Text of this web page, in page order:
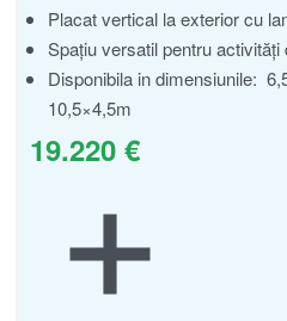
Placat vertical la exterior cu
Spațiu versatil pentru activități
Disponibila in dimensiunile:
10,5×4,5m
19.220 €